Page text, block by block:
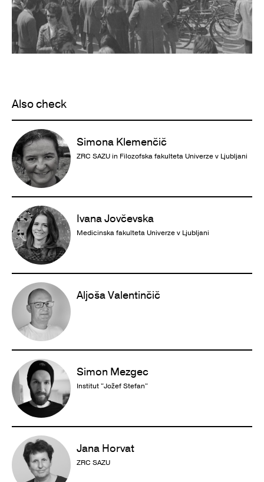
Also check
Simona Klemenčič
ZRC SAZU in Filozofska fakulteta Univerze v Ljubljani
Ivana Jovčevska
Medicinska fakulteta Univerze v Ljubljani
Aljoša Valentinčič
Simon Mezgec
Institut "Jožef Stefan"
Jana Horvat
ZRC SAZU